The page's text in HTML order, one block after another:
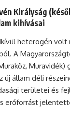
Királyság
kihívásai
heterogén volt
A
Muravidék)
állam déli
területei és
erőforrást